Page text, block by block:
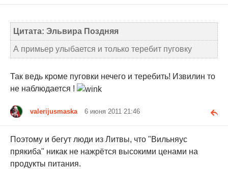
Цитата: Эльвира Поздняя
А примьер улыбается и только теребит пуговку
Так ведь кроме пуговки нечего и теребить! Извилин то
не наблюдается !
valerijusmaska 6 июня 2011 21:46
Поэтому и бегут люди из Литвы, что "Вильняус
прякиба" никак не нажрётся высокими ценами на
продукты питания.